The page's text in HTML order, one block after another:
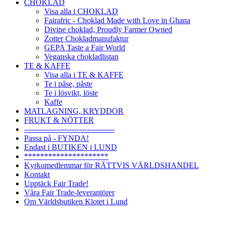
CHOKLAD
Visa alla i CHOKLAD
Fairafric - Choklad Made with Love in Ghana
Divine choklad, Proudly Farmer Owned
Zotter Chokladmanufaktur
GEPA Taste a Fair World
Veganska chokladlistan
TE & KAFFE
Visa alla i TE & KAFFE
Te i påse, påste
Te i lösvikt, löste
Kaffe
MATLAGNING, KRYDDOR
FRUKT & NÖTTER
------------------------------------
Passa på - FYNDA!
Endast i BUTIKEN i LUND
*********************
Kyrkomedlemmar för RÄTTVIS VÄRLDSHANDEL
Kontakt
Upptäck Fair Trade!
Våra Fair Trade-leverantörer
Om Världsbutiken Klotet i Lund